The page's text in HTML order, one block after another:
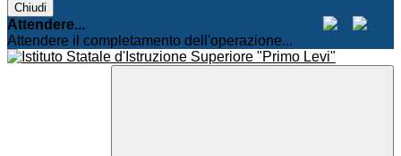
Chiudi
Attendere...
Attendere il completamento dell'operazione...